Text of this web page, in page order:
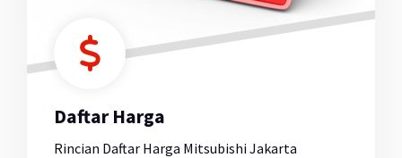
Daftar Harga
Rincian Daftar Harga Mitsubishi Jakarta